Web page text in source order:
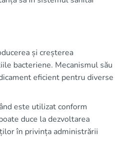
și creșterea
bacteriene. Mecanismul său
eficient pentru diverse
este utilizat conform
duce la dezvoltarea
în privința administrării